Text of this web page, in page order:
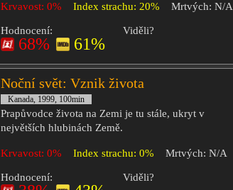
Krvavost: 0% Index strachu: 20% Mrtvých: N/A
Hodnocení:
68% 61%
Viděli?
Noční svět: Vznik života
Kanada, 1999, 100min
Prapůvodce života na Zemi je tu stále, ukryt v
největších hlubinách Země.
Krvavost: 0% Index strachu: 0% Mrtvých: N/A
Hodnocení: Viděli?